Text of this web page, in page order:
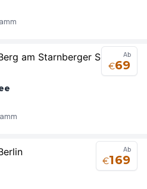
Ab
€69
Ab
€169